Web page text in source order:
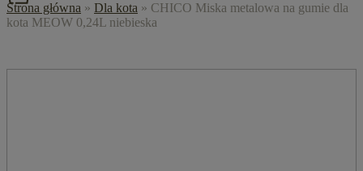
Strona główna » Dla kota » CHICO Miska metalowa na gumie dla
kota MEOW 0,24L niebieska